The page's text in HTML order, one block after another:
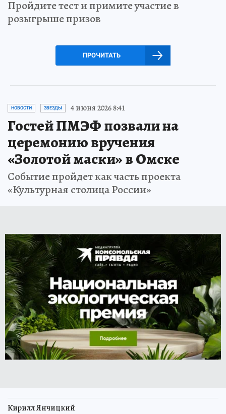
Пройдите тест и примите участие в
розыгрыше призов
ПРОЧИТАТЬ
НОВОСТИ ЗВЕЗДЫ 4 июня 2026 8:41
Гостей ПМЭФ позвали на
церемонию вручения
«Золотой маски» в Омске
Событие пройдет как часть проекта
«Культурная столица России»
Кирилл Янчицкий